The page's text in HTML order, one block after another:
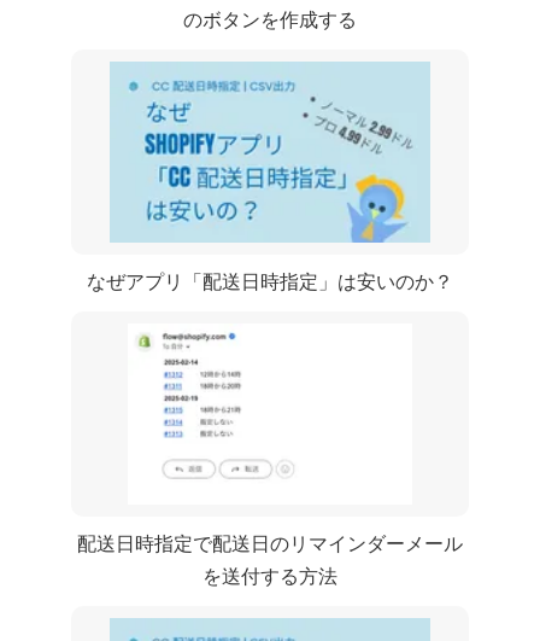
のボタンを作成する
なぜShopifyアプリ「CC 配送日時指定」は安いのか？
CC 配送日時指定で配送日のリマインダーメール
を送付する方法